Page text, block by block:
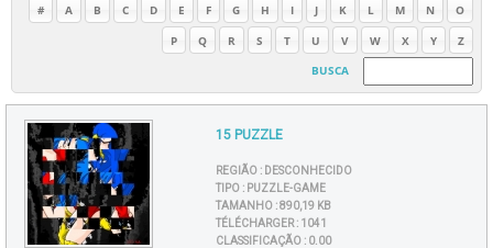
# A B C D E F G H I J K L M N
O
P
Q R S T U V W X Y
Z
BUSCA
15 PUZZLE
REGIÃO : DESCONHECIDO
TIPO : PUZZLE-GAME
TAMANHO :890,19 KB
TÉLÉCHARGER : 1041
CLASSIFICAÇÃO : 0.00